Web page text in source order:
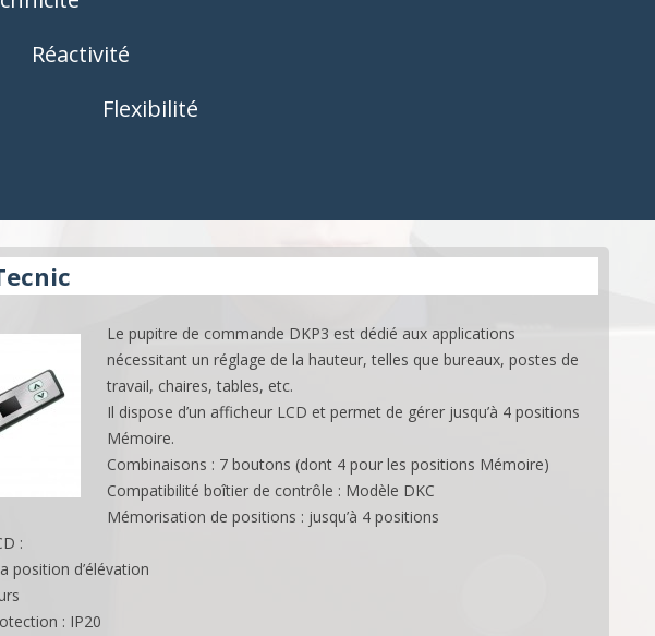
APPLICATIONS
Réactivité
Flexibilité
Le pupitre de commande DKP3 est dédié aux applications
nécessitant un réglage de la hauteur, telles que bureaux, postes de
travail, chaires, tables, etc.
Il dispose d’un afficheur LCD et permet de gérer jusqu’à 4 positions
Mémoire.
Combinaisons : 7 boutons (dont 4 pour les positions Mémoire)
Compatibilité boîtier de contrôle : Modèle DKC
Mémorisation de positions : jusqu’à 4 positions
:
position d’élévation
: IP20